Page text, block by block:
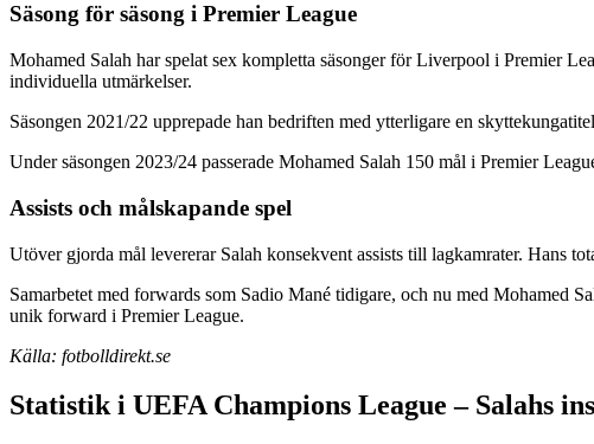
Säsong för säsong i Premier League
Mohamed Salah har spelat sex kompletta säsonger för Liverpool i Premier
individuella utmärkelser.
Säsongen 2021/22 upprepade han bedriften med ytterligare en
Under säsongen 2023/24 passerade Mohamed Salah 150 mål i Premier
Assists och målskapande spel
Utöver gjorda mål levererar Salah konsekvent assists till lagkamrater. Hans
Samarbetet med forwards som Sadio Mané tidigare, och nu med Mohamed
unik forward i Premier League.
Källa: fotbolldirekt.se
Statistik i UEFA Champions League – Salahs